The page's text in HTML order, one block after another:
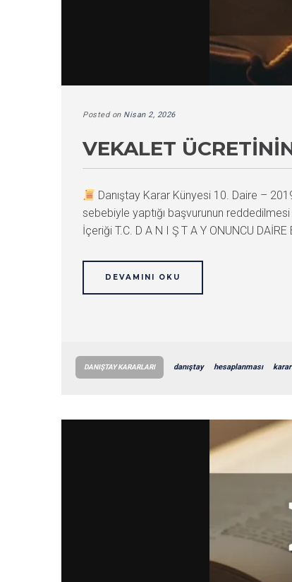
Posted on Nisan 2, 2026
VEKALET
Danıştay Karar Künyesi 10. Daire –
sebebiyle yaptığı başvurunun
İçeriği T.C. D A N I Ş T A Y ONUNCU
DEVAMINI OKU
DANIŞTAY KARARLARI danıştay hesaplanması karar